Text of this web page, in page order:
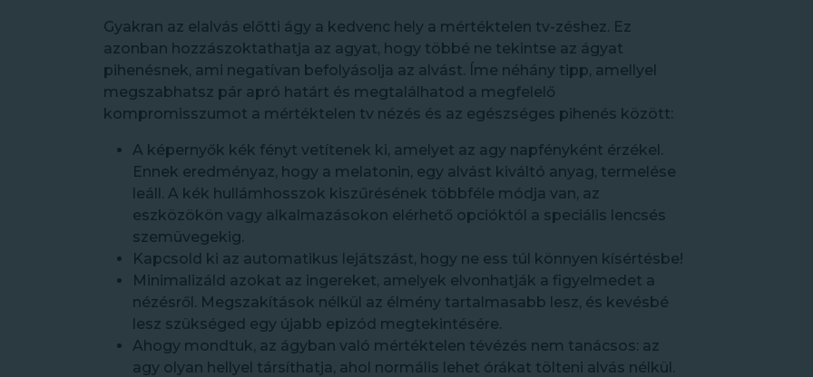
Gyakran az elalvás előtti ágy a kedvenc hely a mértéktelen tv-zéshez. Ez
azonban hozzászoktathatja az agyat, hogy többé ne tekintse az ágyat
pihenésnek, ami negatívan befolyásolja az alvást. Íme néhány tipp, amellyel
megszabhatsz pár apró határt és megtalálhatod a megfelelő
kompromisszumot a mértéktelen tv nézés és az egészséges pihenés között:
A képernyők kék fényt vetítenek ki, amelyet az agy napfényként érzékel.
Ennek eredményaz, hogy a melatonin, egy alvást kiváltó anyag, termelése
leáll. A kék hullámhosszok kiszűrésének többféle módja van, az
eszközökön vagy alkalmazásokon elérhető opcióktól a speciális lencsés
szemüvegekig.
Kapcsold ki az automatikus lejátszást, hogy ne ess túl könnyen kísértésbe!
Minimalizáld azokat az ingereket, amelyek elvonhatják a figyelmedet a
nézésről. Megszakítások nélkül az élmény tartalmasabb lesz, és kevésbé
lesz szükséged egy újabb epizód megtekintésére.
Ahogy mondtuk, az ágyban való mértéktelen tévézés nem tanácsos: az
agy olyan hellyel társíthatja, ahol normális lehet órákat tölteni alvás nélkül.